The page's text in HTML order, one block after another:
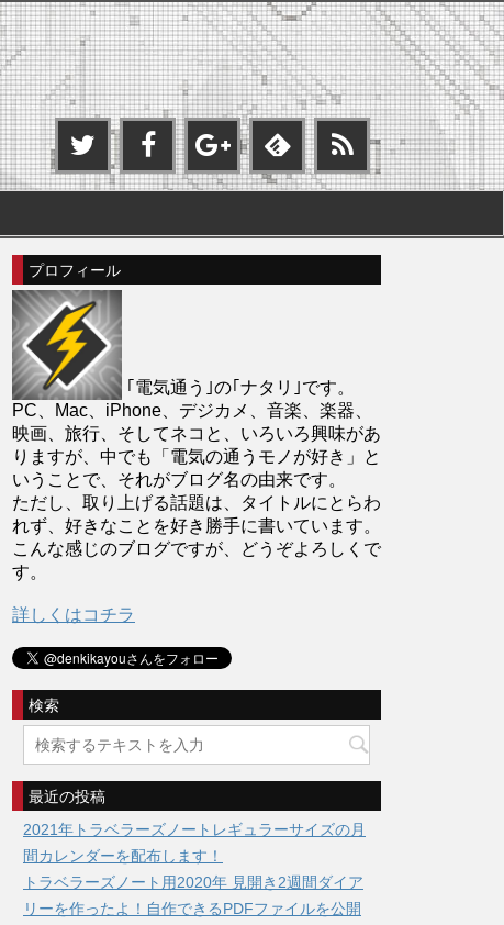
プロフィール
｢電気通う｣の｢ナタリ｣です。
PC、Mac、iPhone、デジカメ、音楽、楽器、
映画、旅行、そしてネコと、いろいろ興味があ
りますが、中でも「電気の通うモノが好き」と
いうことで、それがブログ名の由来です。
ただし、取り上げる話題は、タイトルにとらわ
れず、好きなことを好き勝手に書いています。
こんな感じのブログですが、どうぞよろしくで
す。
詳しくはコチラ
検索
最近の投稿
2021年トラベラーズノートレギュラーサイズの月
間カレンダーを配布します！
トラベラーズノート用2020年 見開き2週間ダイア
リーを作ったよ！自作できるPDFファイルを公開